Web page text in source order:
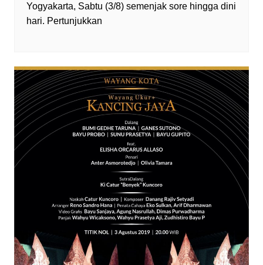
Yogyakarta, Sabtu (3/8) semenjak sore hingga dini
hari. Pertunjukkan